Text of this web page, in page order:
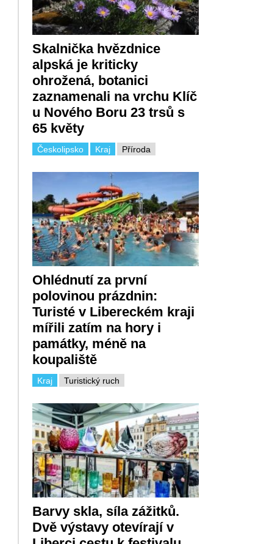
Skalnička hvězdnice
alpská je kriticky
ohrožená, botanici
zaznamenali na vrchu Klíč
u Nového Boru 23 trsů s
65 květy
Českolipsko Kraj Příroda
Ohlédnutí za první
polovinou prázdnin:
Turisté v Libereckém kraji
mířili zatím na hory i
památky, méně na
koupaliště
Kraj Turistický ruch
Barvy skla, síla zážitků.
Dvě výstavy otevírají v